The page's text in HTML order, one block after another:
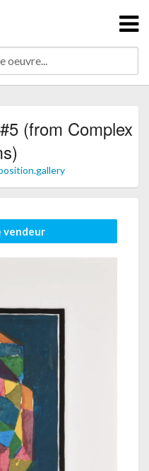
(from Complex
vendeur